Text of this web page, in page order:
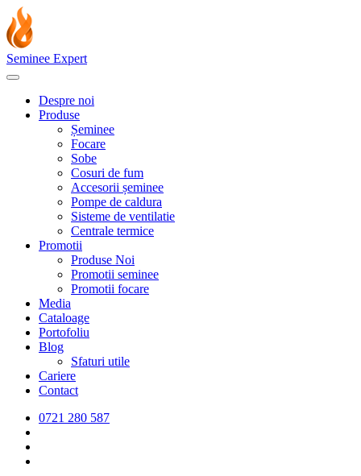
Seminee Expert
Despre noi
Produse
Șeminee
Focare
Sobe
Cosuri de fum
Accesorii șeminee
Pompe de caldura
Sisteme de ventilatie
Centrale termice
Promotii
Produse Noi
Promotii seminee
Promotii focare
Media
Cataloage
Portofoliu
Blog
Sfaturi utile
Cariere
Contact
0721 280 587